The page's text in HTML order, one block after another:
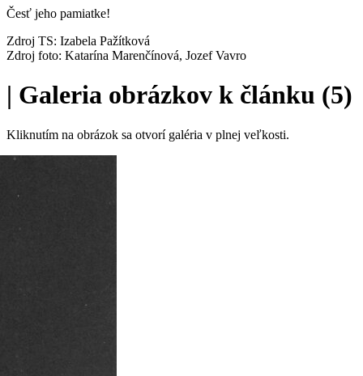
Česť jeho pamiatke!
Zdroj TS: Izabela Pažítková
Zdroj foto: Katarína Marenčínová, Jozef Vavro
| Galeria obrázkov k článku (5)
Kliknutím na obrázok sa otvorí galéria v plnej veľkosti.